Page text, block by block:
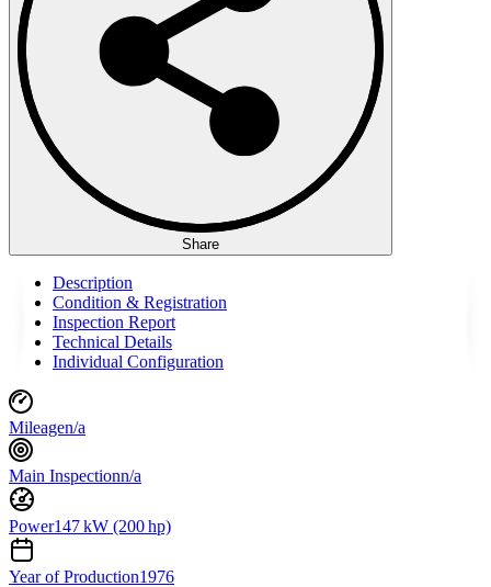
Share
Description
Condition & Registration
Inspection Report
Technical Details
Individual Configuration
Mileagen/a
Main Inspectionn/a
Power147 kW (200 hp)
Year of Production1976